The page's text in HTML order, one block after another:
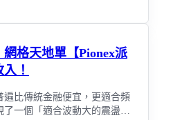
格天地單【Pionex派
！
遍比傳統金融便宜，更適合頻
了一個「適合波動大的震盪行